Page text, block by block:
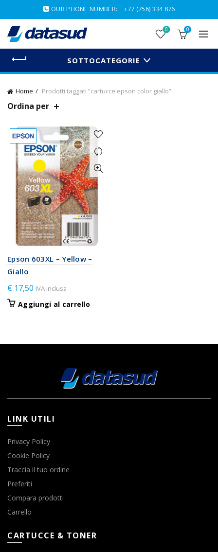
OUR PHONE NUMBER: +77 (756) 334 876
0 0
SOTTOCATEGORIE
Home Prodotti taggati “cartucce epson color giallo”
Ordina per
Epson 603XL – Yellow –
Giallo
€ 17,50 IVA inclusa
Aggiungi al carrello
LINK UTILI
Privacy Policy
Cookie Policy
Traccia il tuo ordine
Preferiti
Compara prodotti
Carrello
CARTUCCE & TONER